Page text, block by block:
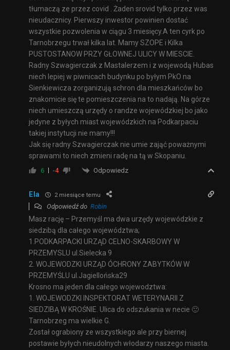
tłumaczą ze przez covid . Żaden srovid tylko przez was
nieudacznicy. Pierwszy inwestor powinien dostać
wszystkie pozwolenia w ciągu 3 miesięcy.A ten cyrk po
Tarnobrzegu trwał kilka lat. Mamy SZOPE i Kilka
PUSTOSTANOW PRZY GŁOWNEJ ULICY W MIESCIE.
Radny Szwagierczak z Mastalerzem i z wojewodą Hubas
niech lepiej w piwnicach budynku po byłym PkO na
Sienkiewicza zorganizują schron dla mieszkańców bo
znakomicie się te pomieszczenia na to nadają. Na górze
niech umieszczą urzędy o randze wojewódzkiej bo jako
jedyne z byłych miast wojewódzkich na Podkarpaciu
takiej instytucji nie mamy!!!
Jak się radny Szwagierczak nie umie zająć poważnymi
sprawami to niech zmieni radę na tą w Skopaniu.
6 -4 Odpowiedz
Ela 2 miesiące temu
Odpowiedź do Robìn
Masz rację – Przemyśl ma dwa urzędy wojewódzkie z
siedzibą dla całego województwa;
1.PODKARPACKI URZĄD CELNO-SKARBOWY W
PRZEMYSLU ul.Sielecka 9
2. WOJEWODZKI URZĄD ÓCHRONY ZABYTKÓW W
PRZEMYŚLU ul.Jagiellońska29
Krosno ma jeden dla całego wojewodztwa:
1. WOJEWODZKI INSPEKTORAT WETERYNARII Z
SIEDZIBĄ W KROŚNIE. Ulica do odszukania w necie 🙂
Tarnobrzeg ma wielkie G.
Został ograbiony ze wszystkiego ale przy biernej
postawie byłych nieudolnych włodarzy naszego miasta.